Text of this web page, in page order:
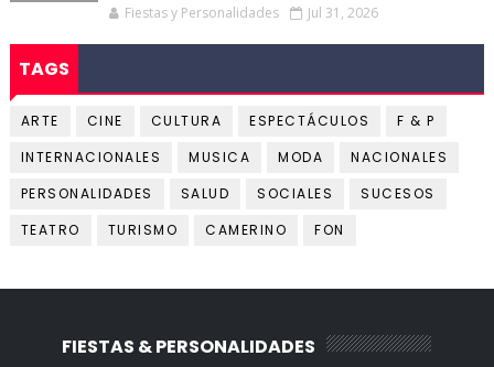
Fiestas y Personalidades Jul 31, 2026
TAGS
ARTE CINE CULTURA ESPECTÁCULOS
F & P
INTERNACIONALES
MUSICA MODA
NACIONALES
PERSONALIDADES
SALUD SOCIALES
SUCESOS
TEATRO
TURISMO CAMERINO FON
FIESTAS & PERSONALIDADES